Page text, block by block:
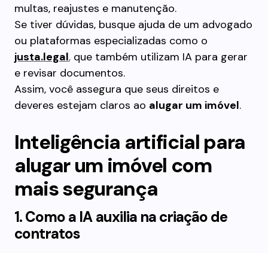
multas, reajustes e manutenção.
Se tiver dúvidas, busque ajuda de um advogado
ou plataformas especializadas como o
justa.legal, que também utilizam IA para gerar
e revisar documentos.
Assim, você assegura que seus direitos e
deveres estejam claros ao alugar um imóvel.
Inteligência artificial para
alugar um imóvel com
mais segurança
1. Como a IA auxilia na criação de
contratos